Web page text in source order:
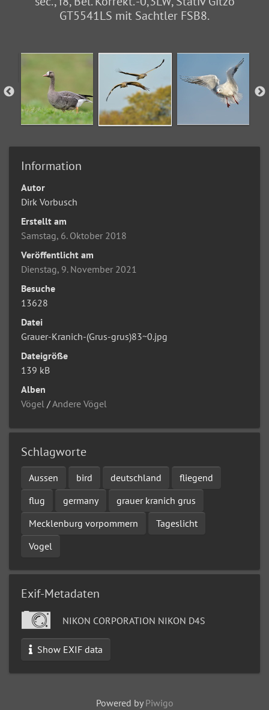
GT5541LS mit Sachtler FSB8.
Information
Autor
Dirk Vorbusch
Erstellt am
Samstag, 6. Oktober 2018
Veröffentlicht am
Dienstag, 9. November 2021
Besuche
13628
Datei
Grauer-Kranich-(Grus-grus)83~0.jpg
Dateigröße
139 kB
Alben
Vögel /Andere Vögel
Schlagworte
Aussen bird deutschland
fliegend
flug
germany
grauer kranich grus
Mecklenburg vorpommern
Tageslicht
Vogel
Exif-Metadaten
NIKON CORPORATION NIKON D4S
Show EXIF data
Powered by Piwigo